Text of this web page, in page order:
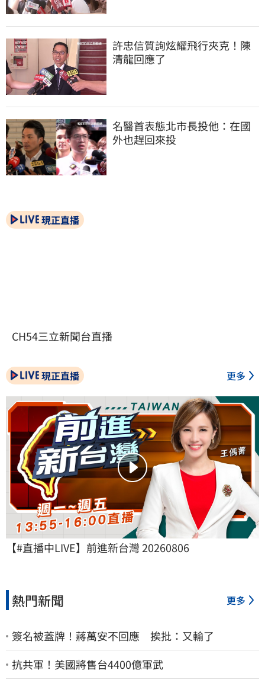
許忠信質詢炫耀飛行夾克！陳
清龍回應了
名醫首表態北市長投他：在國
外也趕回來投
現正直播
CH54三立新聞台直播
現正直播 更多
【#直播中LIVE】前進新台灣 20260806
熱門新聞 更多
簽名被蓋牌！蔣萬安不回應 挨批：又輸了
抗共軍！美國將售台4400億軍武